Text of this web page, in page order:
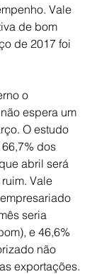
Vale
de bom
de 2017 foi
o
espera um
O estudo
dos
abril será
Vale
seria
e 46,6%
não
exportações.